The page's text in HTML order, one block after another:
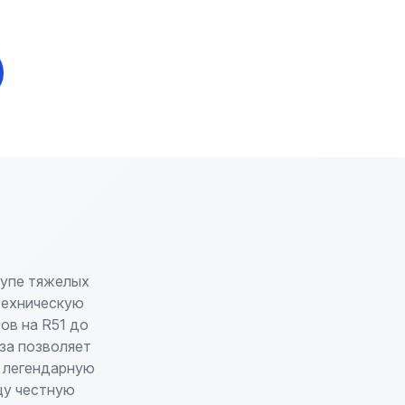
тяжелых
на R51 до
позволяет
честную